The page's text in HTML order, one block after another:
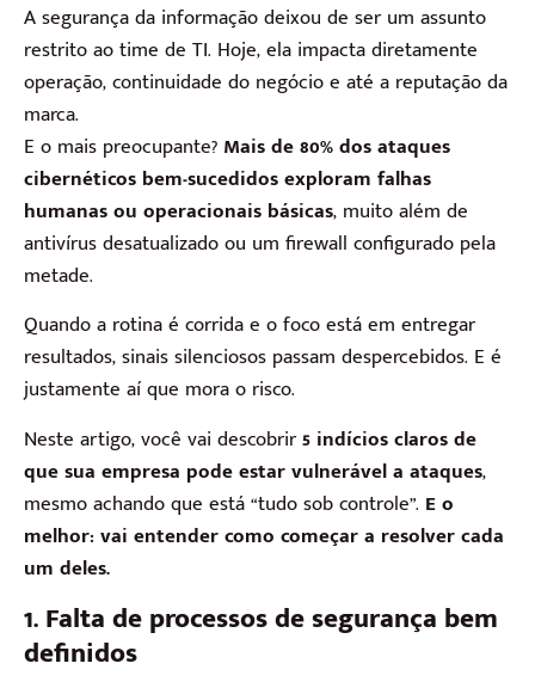
A segurança da informação deixou de ser um assunto
restrito ao time de TI. Hoje, ela impacta diretamente
operação, continuidade do negócio e até a reputação da
marca.
E o mais preocupante? Mais de 80% dos ataques
cibernéticos bem-sucedidos exploram falhas
humanas ou operacionais básicas, muito além de
antivírus desatualizado ou um firewall configurado pela
metade.
Quando a rotina é corrida e o foco está em entregar
resultados, sinais silenciosos passam despercebidos. E é
justamente aí que mora o risco.
Neste artigo, você vai descobrir5 indícios claros de
que sua empresa pode estar vulnerável a ataques,
mesmo achando que está “tudo sob controle”. E o
melhor: vai entender como começar a resolver cada
um deles.
1. Falta de processos de segurança bem
definidos